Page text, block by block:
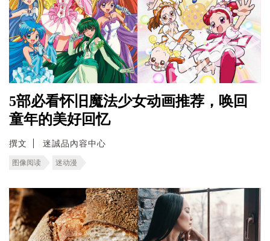
5部必看怀旧魔法少女动画推荐，唤回
童年的美好回忆
撰文 迷誠品內容中心
图像阅读 迷动漫